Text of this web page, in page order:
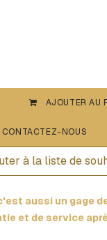
AJOUTER AU
CONTACTEZ-NOUS
à la liste de
aussi un gage
et de service